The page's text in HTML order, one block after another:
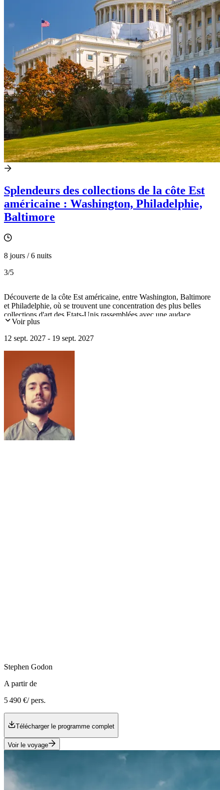
Splendeurs des collections de la côte Est
américaine : Washington, Philadelphie,
Baltimore
8 jours / 6 nuits
3/5
Découverte de la côte Est américaine, entre Washington, Baltimore
et Philadelphie, où se trouvent une concentration des plus belles
collections d'art des Etats-Unis rassemblées avec une audace
étonnante par leurs fondateurs, collectionneurs visionnaires issus de
origines de la peinture moderne.
Voir plus
12 sept. 2027 - 19 sept. 2027
Stephen Godon
A partir de
5 490 €/ pers.
Télécharger le programme complet
Voir le voyage